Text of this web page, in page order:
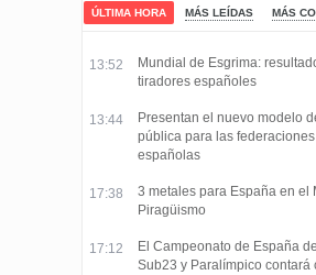
ÚLTIMA HORA MÁS LEÍDAS MÁS
13:52
Mundial de Esgrima:
tiradores españoles
13:44
Presentan el nuevo modelo
pública para las
españolas
17:38
3 metales para España en el
Piragüismo
17:12
El Campeonato de España
Sub23 y Paralímpico contará